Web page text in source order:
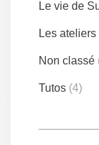
Le vie de
Les
Non classé
Tutos (4)